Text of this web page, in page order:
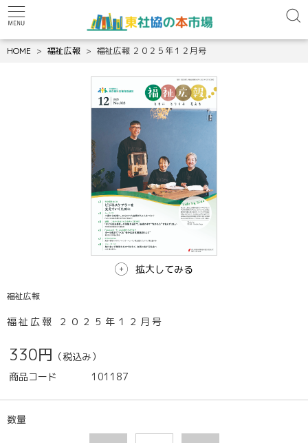
HOME 福祉広報 福祉広報 ２０２５年１２月号
拡大してみる
福祉広報
福祉広報 ２０２５年１２月号
330円 （税込み）
商品コード
101187
数量